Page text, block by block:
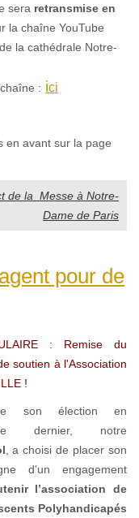
sera retransmise en
la chaîne YouTube
la cathédrale Notre-
: ici
en avant sur la page
de la Messe à Notre-
Dame de Paris
pour de
: Remise du
soutien à l'Association
!
son élection en
dernier, notre
, a choisi de placer son
d’un engagement
l’association de
Polyhandicapés